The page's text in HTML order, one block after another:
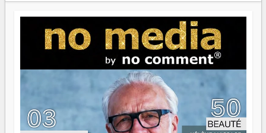
jeunes qui tiennent la torche. Alors oui, on pourrait
s'arrêter là, applaudir et rentrer chez soi satisfait. Mais ce
serait passer à côté d'une chose essentielle. La fougue, ça
brûle fort — et parfois, ça brûle vite. Une flamme sans
direction peut éclairer autant qu'elle peut consumer. C'est
là que les aînés entrent en scène — pas pour reprendre le
gouvernail, mais pour montrer où sont les récifs. Les jeunes
ont la force, les vieux ont l'expérience, comme on dit. Ce
n'est pas un combat de générations — c'est une question
d'équipage. Partagez vos réussites, mais aussi vos échecs.
Surtout vos échecs, d'ailleurs — ils enseignent mieux que